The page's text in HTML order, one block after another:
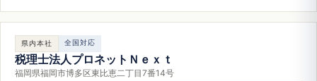
県内本社 全国対応
税理士法人プロネットＮｅｘｔ
福岡県福岡市博多区東比恵二丁目7番14号